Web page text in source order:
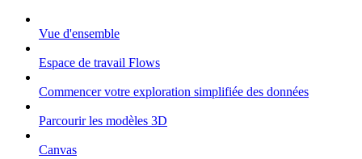
Vue d'ensemble
Espace de travail Flows
Commencer votre exploration simplifiée des données
Parcourir les modèles 3D
Canvas